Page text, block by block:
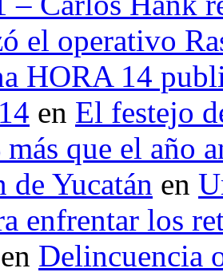
el operativo
HORA 14
en El festejo
más que el año
de Yucatán en
enfrentar los
en Delincuencia